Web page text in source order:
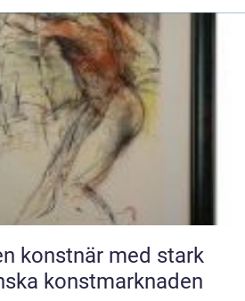
konstmarknaden